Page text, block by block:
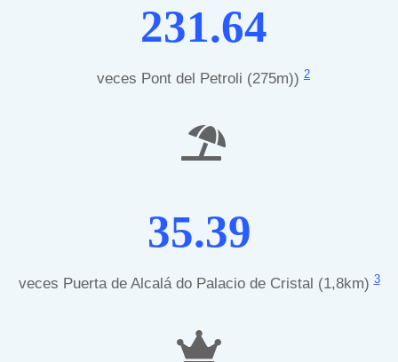
231.64
veces Pont del Petroli (275m)) 2
35.39
veces Puerta de Alcalá do Palacio de Cristal (1,8km)3